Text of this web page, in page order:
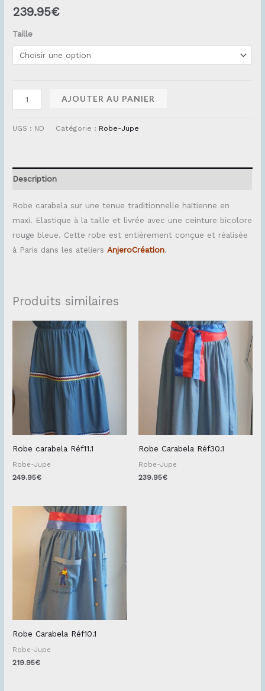
239.95€
Taille
AJOUTER AU PANIER
UGS : ND Catégorie : Robe-Jupe
Description
Robe carabela sur une tenue traditionnelle haïtienne en
maxi. Elastique à la taille et livrée avec une ceinture bicolore
rouge bleue. Cette robe est entièrement conçue et réalisée
à Paris dans les ateliersAnjeroCréation.
Produits similaires
Robe carabela Réf11.1
Robe-Jupe
249.95€
Robe Carabela Réf30.1
Robe-Jupe
239.95€
Robe Carabela Réf10.1
Robe-Jupe
219.95€